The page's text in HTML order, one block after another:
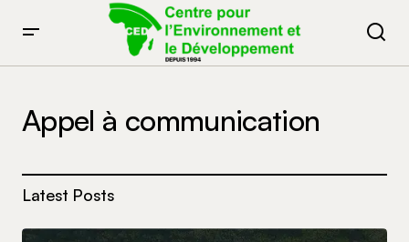
Appel à communication
Latest Posts